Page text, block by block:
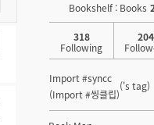
Bookshelf : Books
318
Following
204
Import #syncc
(Import #씽클립)
('s tag)